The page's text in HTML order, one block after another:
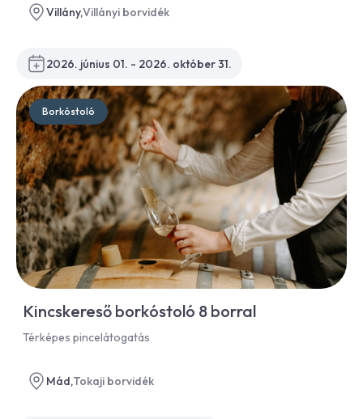
Villány,Villányi borvidék
2026. június 01. - 2026. október 31.
Borkóstoló
Kincskereső borkóstoló 8 borral
Térképes pincelátogatás
Mád,Tokaji borvidék